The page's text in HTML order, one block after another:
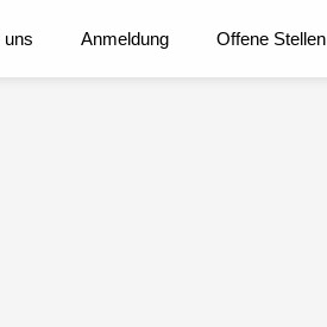
uns Anmeldung Offene Stellen